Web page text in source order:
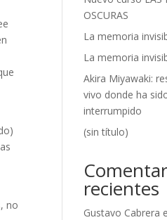
no
OSCURAS
La memoria
La memoria
Akira Miyawaki:
vivo donde ha
interrumpido
(sin título)
recientes
Gustavo Cabrera